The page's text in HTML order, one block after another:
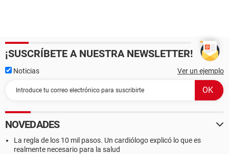
¡SUSCRÍBETE A NUESTRA NEWSLETTER!
Noticias Ver un ejemplo
NOVEDADES
La regla de los 10 mil pasos. Un cardiólogo explicó lo que es
realmente necesario para la salud